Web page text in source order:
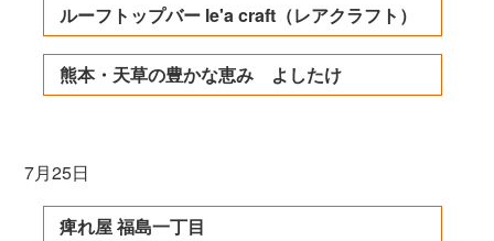
ルーフトップバー le'a craft（レアクラフト）
熊本・天草の豊かな恵み よしたけ
7月25日
痺れ屋 福島一丁目